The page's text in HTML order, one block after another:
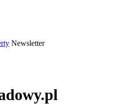
Newsletter